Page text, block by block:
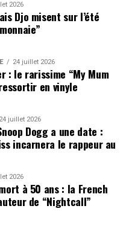
2026
Djo misent sur l’été
24 juillet 2026
: le rarissime “My Mum
en vinyle
24 juillet 2026
Dogg a une date :
incarnera le rappeur au
2026
à 50 ans : la French
de “Nightcall”